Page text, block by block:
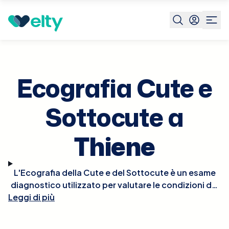
Prenota visita Ecografia Cute E Sottocute Thiene
Ecografia Cute e
Sottocute a
Thiene
L'Ecografia della Cute e del Sottocute è un esame
diagnostico utilizzato per valutare le condizioni dei
tessuti superficiali del corpo, come la pelle e il
Leggi di più